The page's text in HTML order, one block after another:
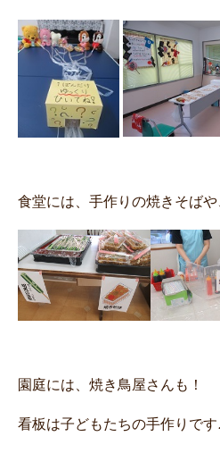
食堂には、手作りの焼きそばや
園庭には、 焼き鳥屋さんも！
看板は子どもたちの手作りです